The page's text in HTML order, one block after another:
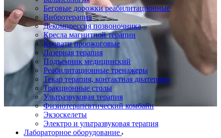
Беговые дорожки реабилитационные
Вибротерапия
Декомпрессия позвоночника
Кресла магнитной терапии
Кровати проожоговые
Лазерная терапия
Подъемник медицинский
Реабилитационные тренажеры
Текар терапия, контактная диатермия
Тракционные столы
Ультразвуковая терапия
Физиотерапевтический комбайн
Экзоскелеты
Электро и ультразвуковая терапия
Лабораторное оборудование